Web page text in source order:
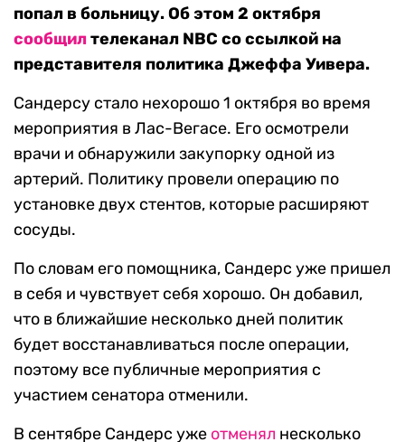
попал в больницу. Об этом 2 октября
сообщилтелеканал NBC со ссылкой на
представителя политика Джеффа Уивера.
Сандерсу стало нехорошо 1 октября во время
мероприятия в Лас-Вегасе. Его осмотрели
врачи и обнаружили закупорку одной из
артерий. Политику провели операцию по
установке двух стентов, которые расширяют
сосуды.
По словам его помощника, Сандерс уже пришел
в себя и чувствует себя хорошо. Он добавил,
что в ближайшие несколько дней политик
будет восстанавливаться после операции,
поэтому все публичные мероприятия с
участием сенатора отменили.
В сентябре Сандерс уже отменял несколько